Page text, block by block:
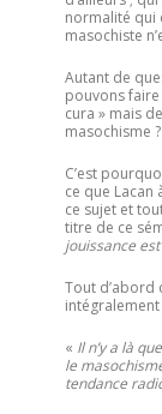
normalité qui
masochiste
Autant de
pouvons faire
cura » mais
masochisme ?
C’est
ce que Lacan
ce sujet et
titre de ce
jouissance
Tout d’abord
« Il n’y a là
le
tendance